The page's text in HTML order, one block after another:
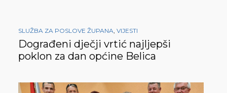
SLUŽBA ZA POSLOVE ŽUPANA, VIJESTI
Dograđeni dječji vrtić najljepši
poklon za dan općine Belica